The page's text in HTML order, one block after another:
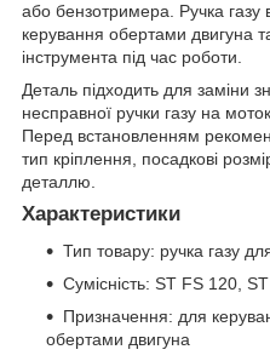
або бензотримера. Ручка газу
керування обертами двигуна
інструмента під час роботи.
Деталь підходить для заміни
несправної ручки газу на
Перед встановленням
тип кріплення, посадкові
деталлю.
Характеристики
Тип товару: ручка газу
Сумісність: ST FS 120,
Призначення: для
обертами двигуна